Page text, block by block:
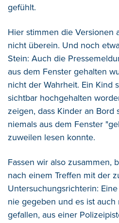
gefühlt.
Hier stimmen die Versionen
nicht überein. Und noch
Stein: Auch die
aus dem Fenster gehalten
nicht der Wahrheit. Ein Kind
sichtbar hochgehalten
zeigen, dass Kinder an Bord
niemals aus dem Fenster
zuweilen lesen konnte.
Fassen wir also zusammen,
nach einem Treffen mit der
Untersuchungsrichterin:
nie gegeben und es ist
gefallen, aus einer